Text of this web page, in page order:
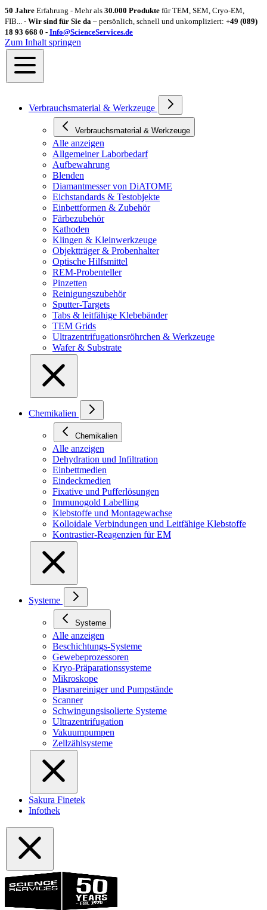
50 Jahre Erfahrung - Mehr als 30.000 Produkte für TEM, SEM, Cryo-EM,
FIB... - Wir sind für Sie da – persönlich, schnell und unkompliziert: +49 (089)
18 93 668 0 - Info@ScienceServices.de
Zum Inhalt springen
Verbrauchsmaterial & Werkzeuge
Verbrauchsmaterial & Werkzeuge
Alle anzeigen
Allgemeiner Laborbedarf
Aufbewahrung
Blenden
Diamantmesser von DiATOME
Eichstandards & Testobjekte
Einbettformen & Zubehör
Färbezubehör
Kathoden
Klingen & Kleinwerkzeuge
Objektträger & Probenhalter
Optische Hilfsmittel
REM-Probenteller
Pinzetten
Reinigungszubehör
Sputter-Targets
Tabs & leitfähige Klebebänder
TEM Grids
Ultrazentrifugationsröhrchen & Werkzeuge
Wafer & Substrate
Chemikalien
Chemikalien
Alle anzeigen
Dehydration und Infiltration
Einbettmedien
Eindeckmedien
Fixative und Pufferlösungen
Immunogold Labelling
Klebstoffe und Montagewachse
Kolloidale Verbindungen und Leitfähige Klebstoffe
Kontrastier-Reagenzien für EM
Systeme
Systeme
Alle anzeigen
Beschichtungs-Systeme
Gewebeprozessoren
Kryo-Präparationssysteme
Mikroskope
Plasmareiniger und Pumpstände
Scanner
Schwingungsisolierte Systeme
Ultrazentrifugation
Vakuumpumpen
Zellzählsysteme
Sakura Finetek
Infothek